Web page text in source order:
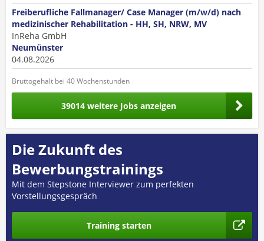
Freiberufliche Fallmanager/ Case Manager (m/w/d) nach
medizinischer Rehabilitation - HH, SH, NRW, MV
InReha GmbH
Neumünster
04.08.2026
Bruttogehalt bei 40 Wochenstunden
39014 weitere Jobs anzeigen
Die Zukunft des
Bewerbungstrainings
Mit dem Stepstone Interviewer zum perfekten
Vorstellungsgespräch
Training starten